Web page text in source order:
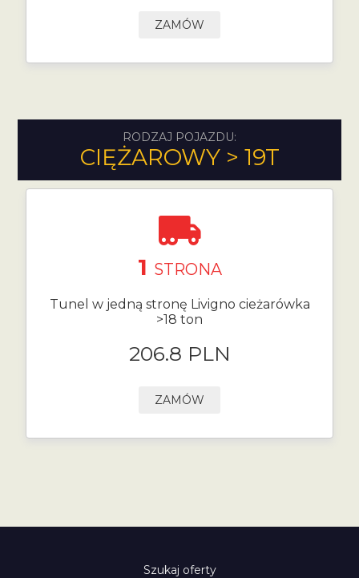
ZAMÓW
RODZAJ POJAZDU:
CIĘŻAROWY > 19T
1 STRONA
Tunel w jedną stronę Livigno cieżarówka
>18 ton
206.8 PLN
ZAMÓW
Szukaj oferty